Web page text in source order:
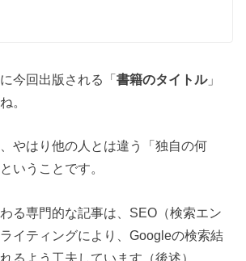
今回出版される「書籍のタイトル」
。
やはり他の人とは違う「独自の何
いうことです。
る専門的な記事は、SEO（検索エン
イティングにより、Googleの検索結
るよう工夫しています（後述）。